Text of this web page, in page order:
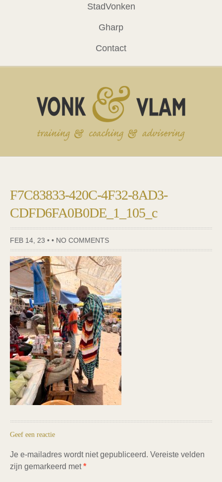
StadVonken
Gharp
Contact
F7C83833-420C-4F32-8AD3-
CDFD6FA0B0DE_1_105_c
FEB 14, 23 • • NO COMMENTS
Geef een reactie
Je e-mailadres wordt niet gepubliceerd. Vereiste velden
zijn gemarkeerd met*